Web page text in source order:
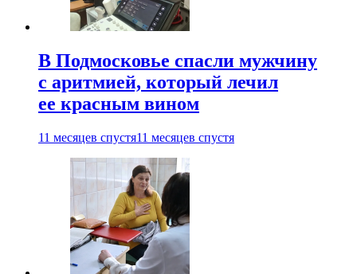
В Подмосковье спасли мужчину
с аритмией, который лечил
ее красным вином
11 месяцев спустя11 месяцев спустя